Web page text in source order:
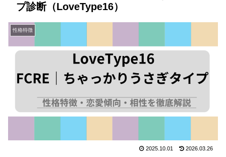
プ診断（LoveType16）
性格特徴
2025.10.01 2026.03.26